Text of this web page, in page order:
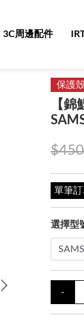
3C周邊配件
保護
【
$450
單筆
選擇型
-